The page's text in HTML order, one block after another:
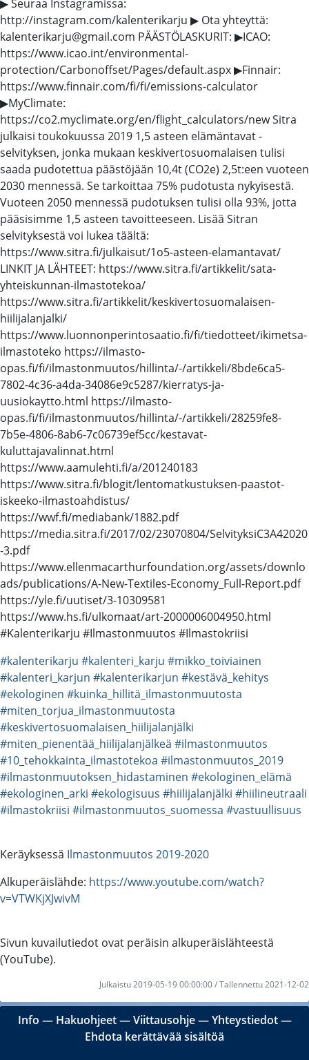
▶ Seuraa Instagramissa:
http://instagram.com/kalenterikarju ▶ Ota yhteyttä:
kalenterikarju@gmail.com PÄÄSTÖLASKURIT: ▶ICAO:
https://www.icao.int/environmental-
protection/Carbonoffset/Pages/default.aspx ▶Finnair:
https://www.finnair.com/fi/fi/emissions-calculator
▶MyClimate:
https://co2.myclimate.org/en/flight_calculators/new Sitra
julkaisi toukokuussa 2019 1,5 asteen elämäntavat -
selvityksen, jonka mukaan keskivertosuomalaisen tulisi
saada pudotettua päästöjään 10,4t (CO2e) 2,5t:een vuoteen
2030 mennessä. Se tarkoittaa 75% pudotusta nykyisestä.
Vuoteen 2050 mennessä pudotuksen tulisi olla 93%, jotta
pääsisimme 1,5 asteen tavoitteeseen. Lisää Sitran
selvityksestä voi lukea täältä:
https://www.sitra.fi/julkaisut/1o5-asteen-elamantavat/
LINKIT JA LÄHTEET: https://www.sitra.fi/artikkelit/sata-
yhteiskunnan-ilmastotekoa/
https://www.sitra.fi/artikkelit/keskivertosuomalaisen-
hiilijalanjalki/
https://www.luonnonperintosaatio.fi/fi/tiedotteet/ikimetsa-
ilmastoteko https://ilmasto-
opas.fi/fi/ilmastonmuutos/hillinta/-/artikkeli/8bde6ca5-
7802-4c36-a4da-34086e9c5287/kierratys-ja-
uusiokaytto.html https://ilmasto-
opas.fi/fi/ilmastonmuutos/hillinta/-/artikkeli/28259fe8-
7b5e-4806-8ab6-7c06739ef5cc/kestavat-
kuluttajavalinnat.html
https://www.aamulehti.fi/a/201240183
https://www.sitra.fi/blogit/lentomatkustuksen-paastot-
iskeeko-ilmastoahdistus/
https://wwf.fi/mediabank/1882.pdf
https://media.sitra.fi/2017/02/23070804/SelvityksiC3A42020
-3.pdf
https://www.ellenmacarthurfoundation.org/assets/downlo
ads/publications/A-New-Textiles-Economy_Full-Report.pdf
https://yle.fi/uutiset/3-10309581
https://www.hs.fi/ulkomaat/art-2000006004950.html
#Kalenterikarju #Ilmastonmuutos #Ilmastokriisi
#kalenterikarju #kalenteri_karju #mikko_toiviainen
#kalenteri_karjun #kalenterikarjun #kestävä_kehitys
#ekologinen #kuinka_hillitä_ilmastonmuutosta
#miten_torjua_ilmastonmuutosta
#keskivertosuomalaisen_hiilijalanjälki
#miten_pienentää_hiilijalanjälkeä #ilmastonmuutos
#10_tehokkainta_ilmastotekoa #ilmastonmuutos_2019
#ilmastonmuutoksen_hidastaminen #ekologinen_elämä
#ekologinen_arki #ekologisuus #hiilijalanjälki #hiilineutraali
#ilmastokriisi #ilmastonmuutos_suomessa #vastuullisuus
Keräyksessä Ilmastonmuutos 2019-2020
Alkuperäislähde: https://www.youtube.com/watch?
v=VTWKjXJwivM
Sivun kuvailutiedot ovat peräisin alkuperäislähteestä
(YouTube).
Julkaistu 2019-05-19 00:00:00 / Tallennettu 2021-12-02
Info ― Hakuohjeet―Viittausohje―Yhteystiedot―
Ehdota kerättävää sisältöä